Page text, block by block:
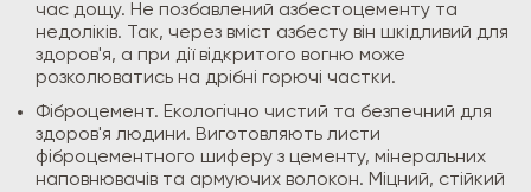
час дощу. Не позбавлений азбестоцементу та
недоліків. Так, через вміст азбесту він шкідливий для
здоров'я, а при дії відкритого вогню може
розколюватись на дрібні горючі частки.
Фіброцемент. Екологічно чистий та безпечний для
здоров'я людини. Виготовляють листи
фіброцементного шиферу з цементу, мінеральних
наповнювачів та армуючих волокон. Міцний, стійкий